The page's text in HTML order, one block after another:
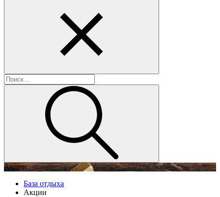
Акции
База отдыха
Акции